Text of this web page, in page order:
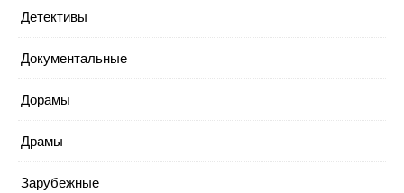
Детективы
Документальные
Дорамы
Драмы
Зарубежные